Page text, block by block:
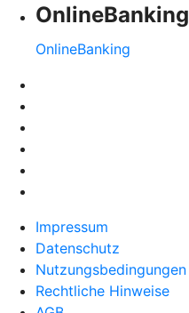
OnlineBanking
OnlineBanking
Impressum
Datenschutz
Nutzungsbedingungen
Rechtliche Hinweise